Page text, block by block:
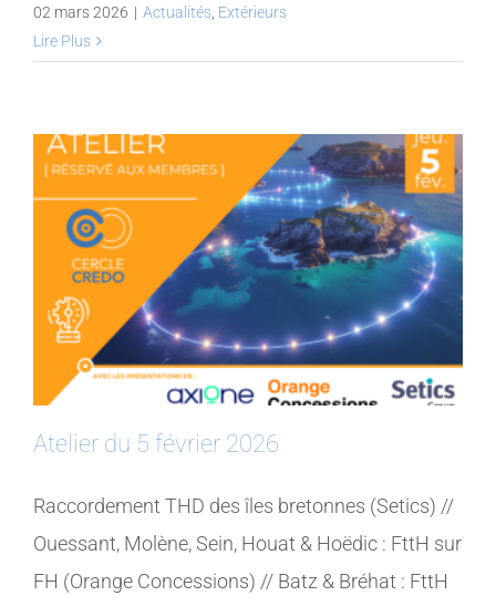
02 mars 2026 | Actualités, Extérieurs
Lire Plus
Atelier du 5 février 2026
Raccordement THD des îles bretonnes (Setics) //
Ouessant, Molène, Sein, Houat & Hoëdic : FttH sur
FH (Orange Concessions) // Batz & Bréhat : FttH